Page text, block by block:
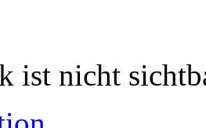
ist nicht